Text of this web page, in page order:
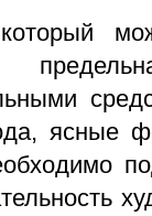
ясные